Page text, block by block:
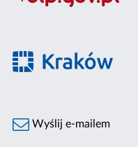
Wyślij e-mailem